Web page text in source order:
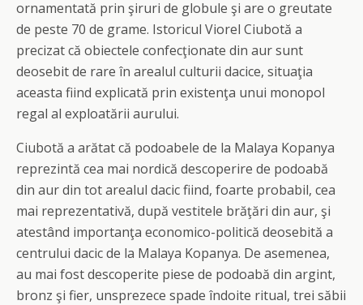
ornamentată prin şiruri de globule şi are o greutate
de peste 70 de grame. Istoricul Viorel Ciubotă a
precizat că obiectele confecţionate din aur sunt
deosebit de rare în arealul culturii dacice, situaţia
aceasta fiind explicată prin existenţa unui monopol
regal al exploatării aurului.
Ciubotă a arătat că podoabele de la Malaya Kopanya
reprezintă cea mai nordică descoperire de podoabă
din aur din tot arealul dacic fiind, foarte probabil, cea
mai reprezentativă, după vestitele brăţări din aur, şi
atestând importanţa economico-politică deosebită a
centrului dacic de la Malaya Kopanya. De asemenea,
au mai fost descoperite piese de podoabă din argint,
bronz şi fier, unsprezece spade îndoite ritual, trei săbii